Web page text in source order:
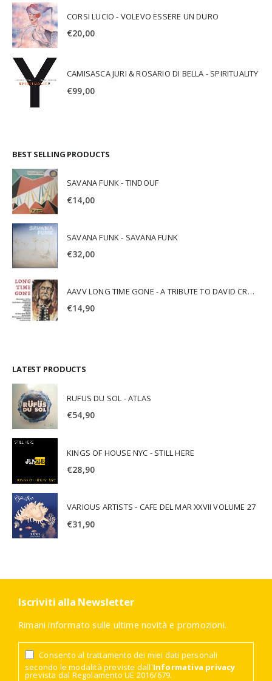
CORSI LUCIO - VOLEVO ESSERE UN DURO
€20,00
CAMISASCA JURI & ROSARIO DI BELLA - SPIRITUALITY
€99,00
BEST SELLING PRODUCTS
SAVANA FUNK - TINDOUF
€14,00
SAVANA FUNK - SAVANA FUNK
€32,00
AAVV LONG TIME GONE - A TRIBUTE TO DAVID CROSBY
€14,90
LATEST PRODUCTS
RUFUS DU SOL - ATLAS
€54,90
KINGS OF HOUSE NYC - STILL HERE
€28,90
VARIOUS ARTISTS - CAFE DEL MAR XXVII VOLUME 27
€31,90
Iscriviti alla Newsletter
Rimani informato sulle ultime novità e promozioni.
Consento al trattamento dei miei dati personali
secondo le modalità previste dall'Informativa privacy
prevista dal Regolamento UE 2016/679.